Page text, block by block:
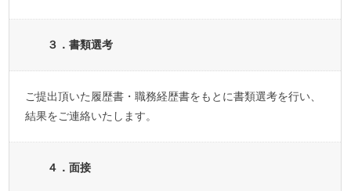
３．書類選考
ご提出頂いた履歴書・職務経歴書をもとに書類選考を行い、
結果をご連絡いたします。
４．面接